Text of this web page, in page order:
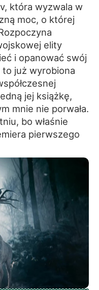
która wyzwala w
moc, o której
elity
i opanować swój
to już wyrobiona
jej książkę,
mnie nie porwała.
bo właśnie
pierwszego